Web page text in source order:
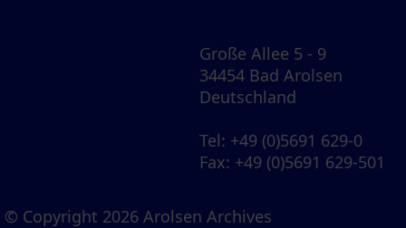
Große Allee 5 - 9
34454 Bad Arolsen
Deutschland
Tel: +49 (0)5691 629-0
Fax: +49 (0)5691 629-501
© Copyright 2026 Arolsen Archives